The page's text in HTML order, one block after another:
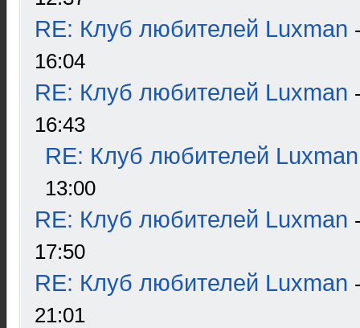
RE: Клуб любителей Luxman
16:04
RE: Клуб любителей Luxman
16:43
RE: Клуб любителей Luxman
13:00
RE: Клуб любителей Luxman
17:50
RE: Клуб любителей Luxman
21:01